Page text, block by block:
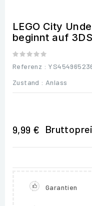
LEGO City
beginnt auf 3DS
Referenz :
Zustand : Anlass
9,99 €
Garantien